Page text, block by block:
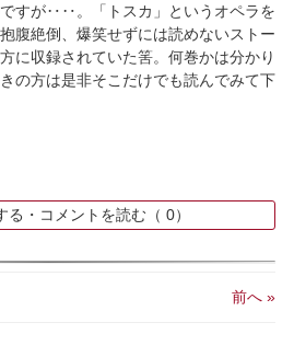
すが‥‥。「トスカ」というオペラを
腹絶倒、爆笑せずには読めないストー
に収録されていた筈。何巻かは分かり
の方は是非そこだけでも読んでみて下
る・コメントを読む（ 0）
前へ »